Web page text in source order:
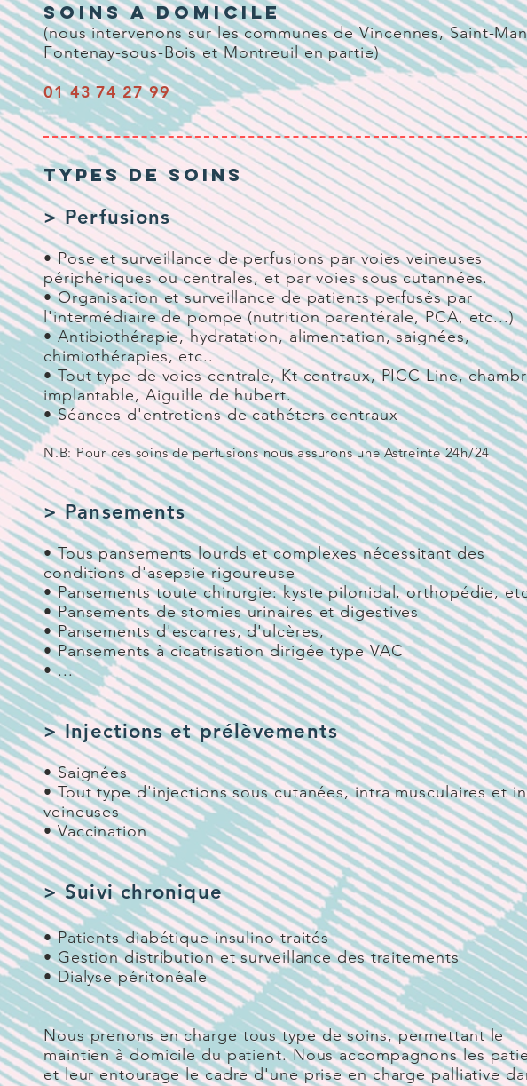
SOINS A DOMICILE
(nous intervenons sur les communes de Vincennes, Saint-
Fontenay-sous-Bois et Montreuil en partie)
01 43 74 27 99
types de soins
> Perfusions
• Pose et surveillance de perfusions par voies veineuses
périphériques ou centrales, et par voies sous cutannées.
• Organisation et surveillance de patients perfusés par
l'intermédiaire de pompe (nutrition parentérale, PCA, etc...)
• Antibiothérapie, hydratation, alimentation, saignées,
chimiothérapies, etc..
• Tout type de voies centrale, Kt centraux, PICC Line,
implantable, Aiguille de hubert.
• Séances d'entretiens de cathéters centraux
N.B: Pour ces soins de perfusions nous assurons une Astreinte 24h/24
> Pansements
• Tous pansements lourds et complexes nécessitant des
conditions d'asepsie rigoureuse
• Pansements toute chirurgie: kyste pilonidal, orthopédie,
• Pansements de stomies urinaires et digestives
• Pansements d'escarres, d'ulcères,
• Pansements à cicatrisation dirigée type VAC
• ...
> Injections et prélèvements
• Saignées
• Tout type d'injections sous cutanées, intra musculaires et
veineuses
• Vaccination
> Suivi chronique
• Patients diabétique insulino traités
• Gestion distribution et surveillance des traitements
• Dialyse péritonéale
Nous prenons en charge tous type de soins, permettant le
maintien à domicile du patient. Nous accompagnons les
et leur entourage le cadre d'une prise en charge palliative